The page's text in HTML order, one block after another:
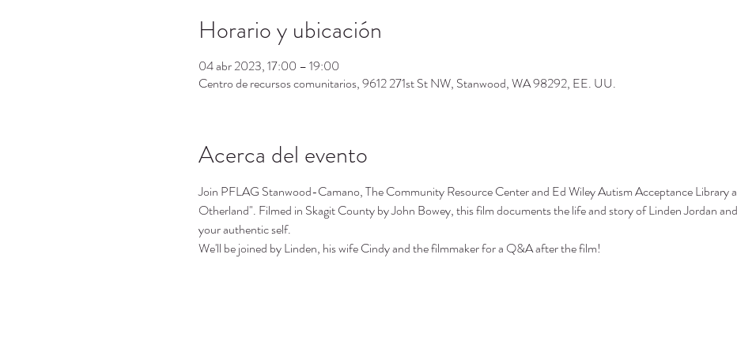
Horario y ubicación
04 abr 2023, 17:00 – 19:00
Centro de recursos comunitarios, 9612 271st St NW, Stanwood, WA 98292, EE. UU.
Acerca del evento
Join PFLAG Stanwood-Camano, The Community Resource Center and Ed Wiley Autism Acceptance Library
Otherland". Filmed in Skagit County by John Bowey, this film documents the life and story of Linden Jordan
your authentic self.
We'll be joined by Linden, his wife Cindy and the filmmaker for a Q&A after the film!